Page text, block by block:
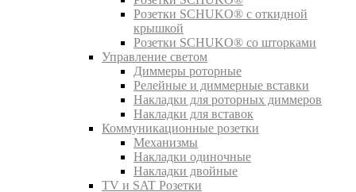
Розетки SCHUKO® с откидной
крышкой
Розетки SCHUKO® со шторками
Управление светом
Диммеры роторные
Релейные и диммерные вставки
Накладки для роторных диммеров
Накладки для вставок
Коммуникационные розетки
Механизмы
Накладки одиночные
Накладки двойные
TV и SAT Розетки